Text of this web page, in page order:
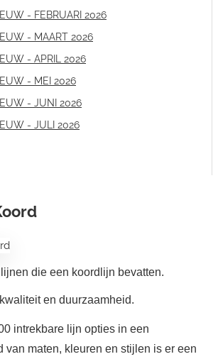
- FEBRUARI 2026
- MAART 2026
- APRIL 2026
- MEI 2026
- JUNI 2026
- JULI 2026
die een koordlijn bevatten.
en duurzaamheid.
intrekbare lijn opties in een
van maten, kleuren en stijlen is er een